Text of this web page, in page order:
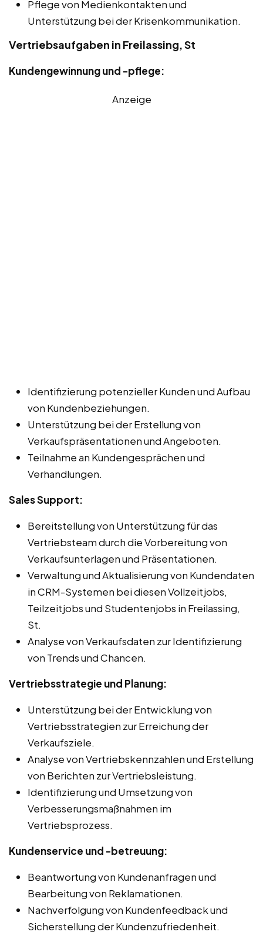
Pflege von Medienkontakten und
Unterstützung bei der Krisenkommunikation.
Vertriebsaufgaben in Freilassing, St
Kundengewinnung und -pflege:
Anzeige
Identifizierung potenzieller Kunden und Aufbau
von Kundenbeziehungen.
Unterstützung bei der Erstellung von
Verkaufspräsentationen und Angeboten.
Teilnahme an Kundengesprächen und
Verhandlungen.
Sales Support:
Bereitstellung von Unterstützung für das
Vertriebsteam durch die Vorbereitung von
Verkaufsunterlagen und Präsentationen.
Verwaltung und Aktualisierung von Kundendaten
in CRM-Systemen bei diesen Vollzeitjobs,
Teilzeitjobs und Studentenjobs in Freilassing,
St.
Analyse von Verkaufsdaten zur Identifizierung
von Trends und Chancen.
Vertriebsstrategie und Planung:
Unterstützung bei der Entwicklung von
Vertriebsstrategien zur Erreichung der
Verkaufsziele.
Analyse von Vertriebskennzahlen und Erstellung
von Berichten zur Vertriebsleistung.
Identifizierung und Umsetzung von
Verbesserungsmaßnahmen im
Vertriebsprozess.
Kundenservice und -betreuung:
Beantwortung von Kundenanfragen und
Bearbeitung von Reklamationen.
Nachverfolgung von Kundenfeedback und
Sicherstellung der Kundenzufriedenheit.